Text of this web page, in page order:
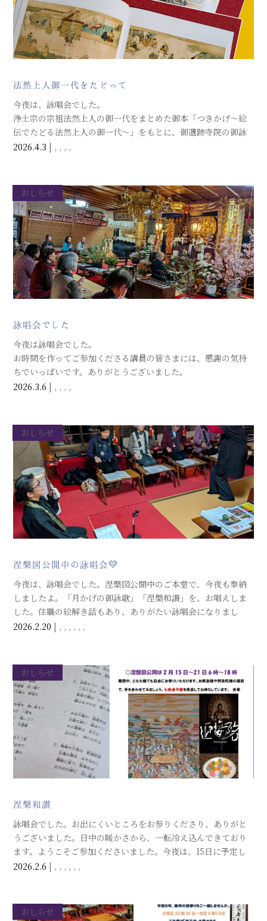
法然上人御一代をたどって
2026.4.3 | , , , ,
今夜は、詠唱会でした。
浄土宗の宗祖法然上人の御一代をまとめた御本「つきかげ〜絵
伝でたどる法然上人の御一代〜」をもとに、御遺跡寺院の御詠
歌をお稽古しました。お歌の心を考え感じながらのお唱えは、
詠唱会でした
2026.3.6 |
おしらせ
, , , ,
今夜は詠唱会でした。
お時間を作ってご参加くださる講員の皆さまには、感謝の気持
ちでいっぱいです。ありがとうございました。
20日開催のお彼岸法要「諷誦会」に向けて、奉納予定のお歌を
涅槃図公開中の詠唱会💛
2026.2.20 |
おしらせ
, , , , , ,
今夜は、詠唱会でした。涅槃図公開中のご本堂で、今夜も奉納
しましたよ。「月かげの御詠歌」「涅槃和讃」を、お唱えしま
した。住職の絵解き話もあり、ありがたい詠唱会になりまし
た。
涅槃和讃
2026.2.6 |
おしらせ
, , , , , ,
詠唱会でした。お出にくいところをお参りくださり、ありがと
うございました。日中の暖かさから、一転冷え込んできており
ます。ようこそご参加くださいました。今夜は、15日に予定し
ている「涅槃会」に向けて、奉納予定の曲をお唱えしました。
おしらせ